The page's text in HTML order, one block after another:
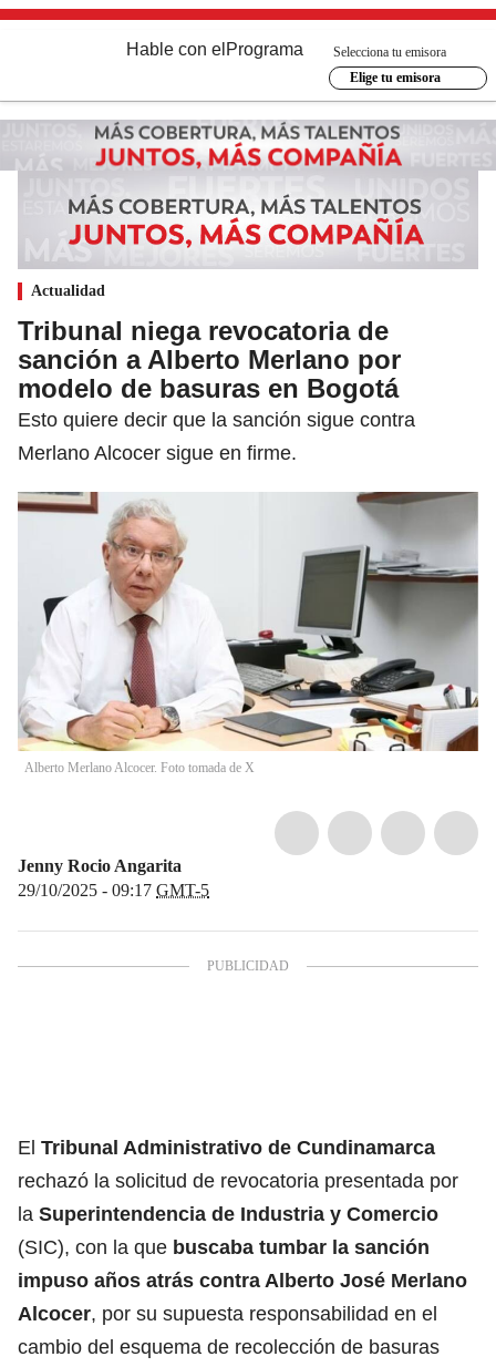
Hable con el Programa
Selecciona tu emisora
Elige tu emisora
Actualidad
Tribunal niega revocatoria de
sanción a Alberto Merlano por
modelo de basuras en Bogotá
Esto quiere decir que la sanción sigue contra
Merlano Alcocer sigue en firme.
Alberto Merlano Alcocer. Foto tomada de X
Jenny Rocio Angarita
29/10/2025 - 09:17 GMT-5
El Tribunal Administrativo de Cundinamarca
rechazó la solicitud de revocatoria presentada por
la Superintendencia de Industria y Comercio
(SIC), con la que buscaba tumbar la sanción
impuso años atrás contra Alberto José Merlano
Alcocer, por su supuesta responsabilidad en el
cambio del esquema de recolección de basuras